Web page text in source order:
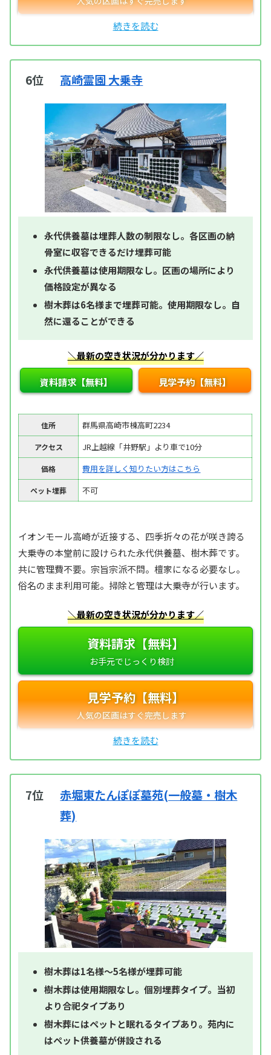
6位 高崎霊園 大乗寺
永代供養墓は埋葬人数の制限なし。各区画の納
骨室に収容できるだけ埋葬可能
永代供養墓は使用期限なし。区画の場所により
価格設定が異なる
樹木葬は6名様まで埋葬可能。使用期限なし。自
然に還ることができる
＼最新の空き状況が分かります／
資料請求【無料】 見学予約【無料】
住所 群馬県高崎市棟高町2234
アクセス JR上越線「井野駅」より車で10分
価格 費用を詳しく知りたい方はこちら
ペット埋葬 不可
イオンモール高崎が近接する、四季折々の花が咲き誇る
大乗寺の本堂前に設けられた永代供養墓、樹木葬です。
共に管理費不要。宗旨宗派不問。檀家になる必要なし。
俗名のまま利用可能。掃除と管理は大乗寺が行います。
＼最新の空き状況が分かります／
資料請求【無料】
見学予約【無料】
7位
赤堀東たんぽぽ墓苑(一般墓・樹木
葬)
樹木葬は1名様～5名様が埋葬可能
樹木葬は使用期限なし。個別埋葬タイプ。当初
より合祀タイプあり
樹木葬にはペットと眠れるタイプあり。苑内に
はペット供養墓が併設される